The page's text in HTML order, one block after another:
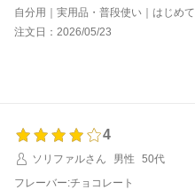
自分用｜実用品・普段使い｜はじめて
注文日：2026/05/23
4
ソリファルさん
男性
50代
フレーバー:チョコレート